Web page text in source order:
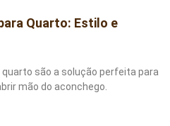
Quarto: Estilo e
são a solução perfeita para
mão do aconchego.